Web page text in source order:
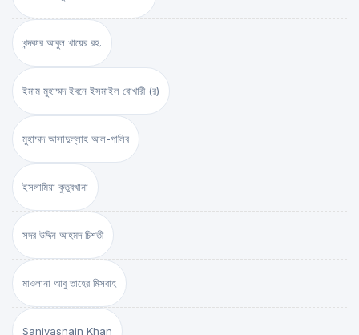
খন্দকার আবুল খায়ের রহ.
ইমাম মুহাম্মদ ইবনে ইসমাইল বোখারী (র)
মুহাম্মদ আসাদুল্লাহ আল-গালিব
ইসলামিয়া কুতুবখানা
সদর উদ্দিন আহমদ চিশতী
মাওলানা আবু তাহের মিসবাহ
Saniyasnain Khan